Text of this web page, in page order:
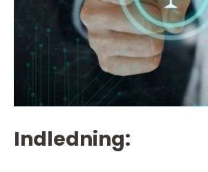
Indledning: